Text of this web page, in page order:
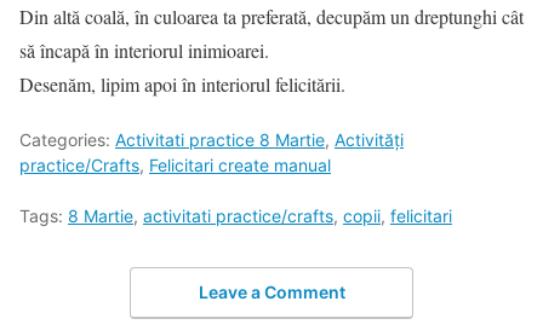
Din altă coală, în culoarea ta preferată, decupăm un dreptunghi cât
să încapă în interiorul inimioarei.
Desenăm, lipim apoi în interiorul felicitării.
Categories: Activitati practice 8 Martie, Activități
practice/Crafts, Felicitari create manual
Tags: 8 Martie, activitati practice/crafts, copii, felicitari
Leave a Comment